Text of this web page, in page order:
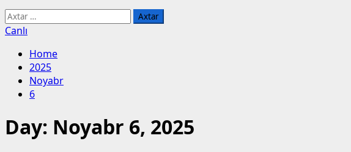
Axtarış:
Canlı
Home
2025
Noyabr
6
Day: Noyabr 6, 2025